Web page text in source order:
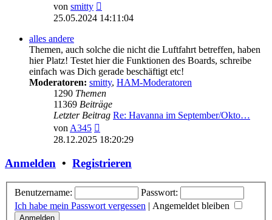
von smitty
Beitrag
25.05.2024 14:11:04
alles andere
Themen, auch solche die nicht die Luftfahrt betreffen, haben
hier Platz! Testet hier die Funktionen des Boards, schreibe
einfach was Dich gerade beschäftigt etc!
Moderatoren: smitty, HAM-Moderatoren
1290 Themen
11369 Beiträge
Letzter Beitrag Re: Havanna im September/Okto…
vonA345
Beitrag
28.12.2025 18:20:29
Anmelden • Registrieren
Benutzername:
Passwort:
Ich habe mein Passwort vergessen | Angemeldet bleiben